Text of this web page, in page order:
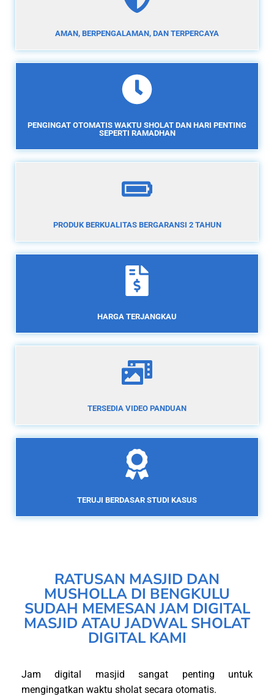
AMAN, BERPENGALAMAN, DAN TERPERCAYA
PENGINGAT OTOMATIS WAKTU SHOLAT DAN HARI PENTING
SEPERTI RAMADHAN
PRODUK BERKUALITAS BERGARANSI 2 TAHUN
HARGA TERJANGKAU
TERSEDIA VIDEO PANDUAN
TERUJI BERDASAR STUDI KASUS
RATUSAN MASJID DAN
MUSHOLLA DI BENGKULU
SUDAH MEMESAN JAM DIGITAL
MASJID ATAU JADWAL SHOLAT
DIGITAL KAMI
Jam digital masjid sangat penting untuk
mengingatkan waktu sholat secara otomatis.